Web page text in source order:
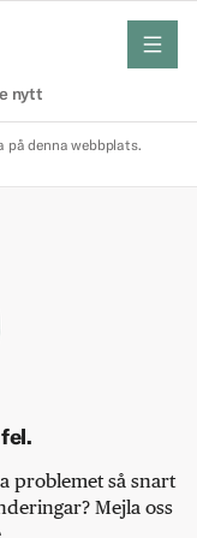
nytt
meny
på denna webbplats.
problemet så snart
Mejla oss